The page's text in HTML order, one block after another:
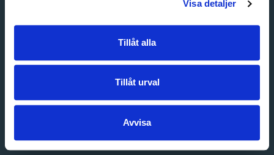
Visa detaljer
Tillåt alla
Tillåt urval
Avvisa